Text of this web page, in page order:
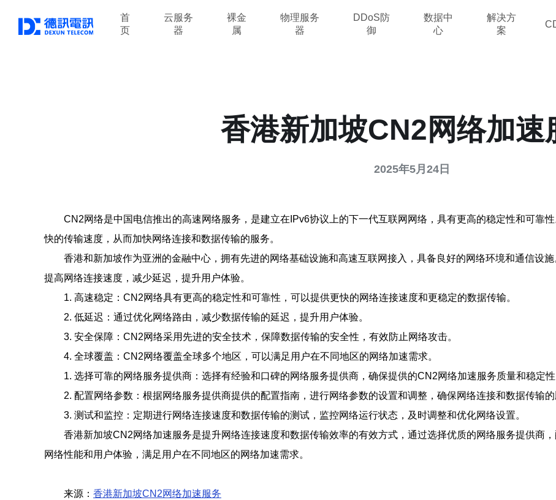
首
页
云服务
器
裸金
属
物理服务
器
DDoS防
御
数据中
心
解决方
案
香港新加坡CN2网络加速
2025年5月24日
CN2网络是中国电信推出的高速网络服务，是建立在IPv6协议上的下一代互联网网络，具有更高的稳定性和可靠
快的传输速度，从而加快网络连接和数据传输的服务。
香港和新加坡作为亚洲的金融中心，拥有先进的网络基础设施和高速互联网接入，具备良好的网络环境和通信设
提高网络连接速度，减少延迟，提升用户体验。
1. 高速稳定：CN2网络具有更高的稳定性和可靠性，可以提供更快的网络连接速度和更稳定的数据传输。
2. 低延迟：通过优化网络路由，减少数据传输的延迟，提升用户体验。
3. 安全保障：CN2网络采用先进的安全技术，保障数据传输的安全性，有效防止网络攻击。
4. 全球覆盖：CN2网络覆盖全球多个地区，可以满足用户在不同地区的网络加速需求。
1. 选择可靠的网络服务提供商：选择有经验和口碑的网络服务提供商，确保提供的CN2网络加速服务质量和稳定性
2. 配置网络参数：根据网络服务提供商提供的配置指南，进行网络参数的设置和调整，确保网络连接和数据传输的
3. 测试和监控：定期进行网络连接速度和数据传输的测试，监控网络运行状态，及时调整和优化网络设置。
香港新加坡CN2网络加速服务是提升网络连接速度和数据传输效率的有效方式，通过选择优质的网络服务提供商
网络性能和用户体验，满足用户在不同地区的网络加速需求。
来源： 香港新加坡CN2网络加速服务